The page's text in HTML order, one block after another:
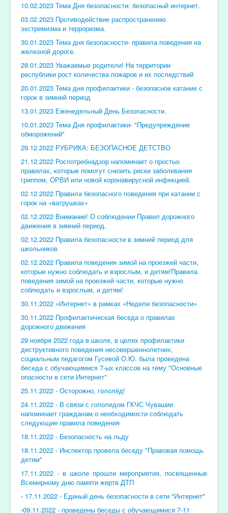
10.02.2023 Тема Дня безопасности: безопасный интернет.
03.02.2023 Противодействие распространению
экстремизма и терроризма.
30.01.2023 Тема дня безопасности- правила поведения на
железной дороге.
28.01.2023 Уважаемые родители! На территории
республики рост количества пожаров и их последствий
20.01.2023 Тема дня профилактики - безопасное катание с
горок в зимний период
13.01.2023 Еженедельный День Безопасности.
10.01.2023 Тема Дня профилактики- "Предупреждение
обморожений"
29.12.2022 РУБРИКА: БЕЗОПАСНОЕ ДЕТСТВО
21.12.2022 Роспотребнадзор напоминает о простых
правилах, которые помогут снизить риски заболевания
гриппом, ОРВИ или новой коронавирусной инфекцией.
02.12.2022 Правила безопасного поведения при катании с
горок на «ватрушках»
02.12.2022 Внимание! О соблюдении Правил дорожного
движения в зимний период.
02.12.2022 Правила безопасности в зимний период для
школьников
02.12.2022 Правила поведения зимой на проезжей части,
которые нужно соблюдать и взрослым, и детям!Правила
поведения зимой на проезжей части, которые нужно
соблюдать и взрослым, и детям!
30.11.2022 «Интернет» в рамках «Недели безопасности»
30.11.2022 Профилактическая беседа о правилах
дорожного движения
29 ноября 2022 года в школе, в целях профилактики
деструктивного поведения несовершеннолетних,
социальным педагогом Гусевой О.Ю. была проведена
беседа с обучающимися 7-ых классов на тему "Основные
опасности в сети Интернет"
25.11.2022 - Осторожно, гололёд!
24.11.2022 - В связи с гололедом ГКЧС Чувашии
напоминает гражданам о необходимости соблюдать
следующие правила поведения
18.11.2022 - Безопасность на льду
18.11.2022 - Инспектор провела беседу "Правовая помощь
детям"
17.11.2022 - в школе прошли мероприятия, посвященные
Всемирному дню памяти жертв ДТП
- 17.11.2022 - Единый день безопасности в сети "Интернет"
-09.11.2022 - проведены беседы с обучающимися 7-11